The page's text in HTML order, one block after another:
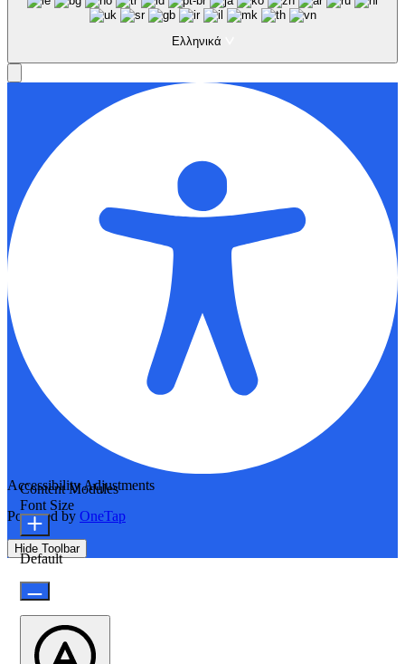
Ελληνικά
Accessibility Adjustments
Powered by OneTap
Hide Toolbar
Content Modules
Font Size
Default